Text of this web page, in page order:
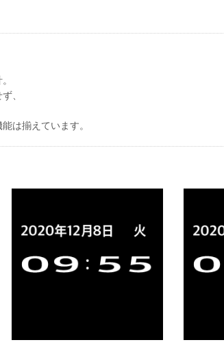
、
は揃えています。